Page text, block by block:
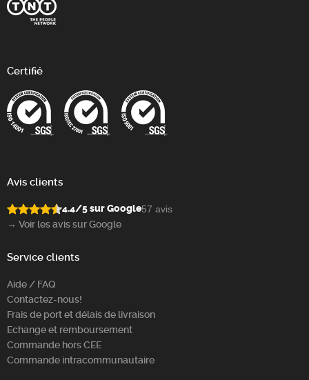
Certifié
Avis clients
4.4/5 sur Google57 avis
→ Voir les avis sur Google
Service clients
Aide / FAQ
Contactez-nous!
Frais de port et délais de livraison
Echange et remboursement
Commande hors CEE
Commande intracommunautaire